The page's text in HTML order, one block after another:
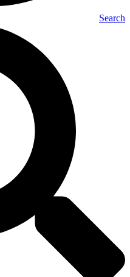
Search